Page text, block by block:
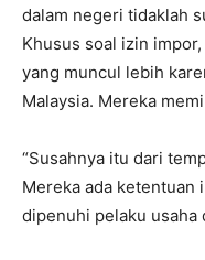
dalam negeri tidaklah
Khusus soal izin
yang muncul lebih
Malaysia. Mereka
“Susahnya itu dari
Mereka ada ketentuan
dipenuhi pelaku usaha